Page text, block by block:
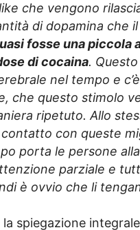
che vengono
di dopamina che
fosse una piccola
di cocaina.
nel tempo e
che questo stimolo
ripetuto. Allo
contatto con queste
porta le persone
parziale e
è ovvio che li
spiegazione